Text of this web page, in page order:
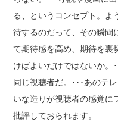
る、というコンセプト。よ
待するのだって、その瞬間
て期待感を高め、期待を裏
けばよいだけではないか。
同じ視聴者だ。･･･あのテ
いな造りが視聴者の感覚に
批評しておられます。